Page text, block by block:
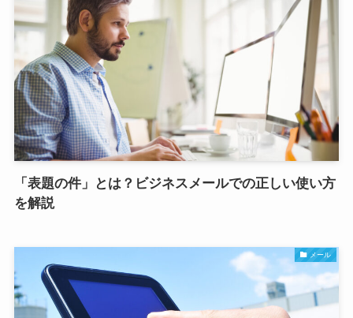
「表題の件」とは？ビジネスメールでの正しい使い方
を解説
メール